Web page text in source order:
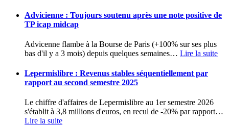
Advicienne : Toujours soutenu après une note positive de
TP icap midcap
Advicenne flambe à la Bourse de Paris (+100% sur ses plus
bas d'il y a 3 mois) depuis quelques semaines… Lire la suite
Lepermislibre : Revenus stables séquentiellement par
rapport au second semestre 2025
Le chiffre d'affaires de Lepermislibre au 1er semestre 2026
s'établit à 3,8 millions d'euros, en recul de -20% par rapport…
Lire la suite